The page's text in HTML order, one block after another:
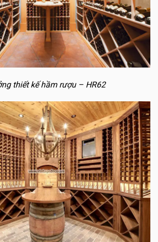
thiết kế hầm rượu – HR62